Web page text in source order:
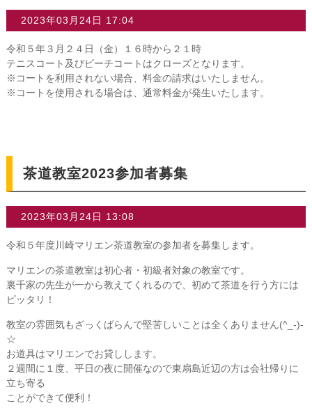
2023年03月24日 17:04
令和５年３月２４日（金）１６時から２１時
テニスコート及びビーチコートはクローズとなります。
※コートを利用されない場合、料金の請求はいたしません。
※コートを使用される場合は、通常料金が発生いたします。
茶道教室2023参加者募集
2023年03月24日 13:08
令和５年度川崎マリエン茶道教室の参加者を募集します。
マリエンの茶道教室は初心者・初級者対象の教室です。
裏千家の先生が一から教えてくれるので、初めて茶道を行う方には
ピッタリ！
教室の雰囲気もざっくばらんで堅苦しいことは全くありません(^_-)-
☆
お道具はマリエンでお貸しします。
２週間に１度、平日の夜に開催なので東扇島近辺の方は会社帰りに
立ち寄る
ことができて便利！